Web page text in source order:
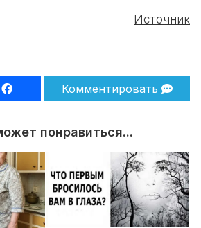
Источник
Комментировать
понравиться...